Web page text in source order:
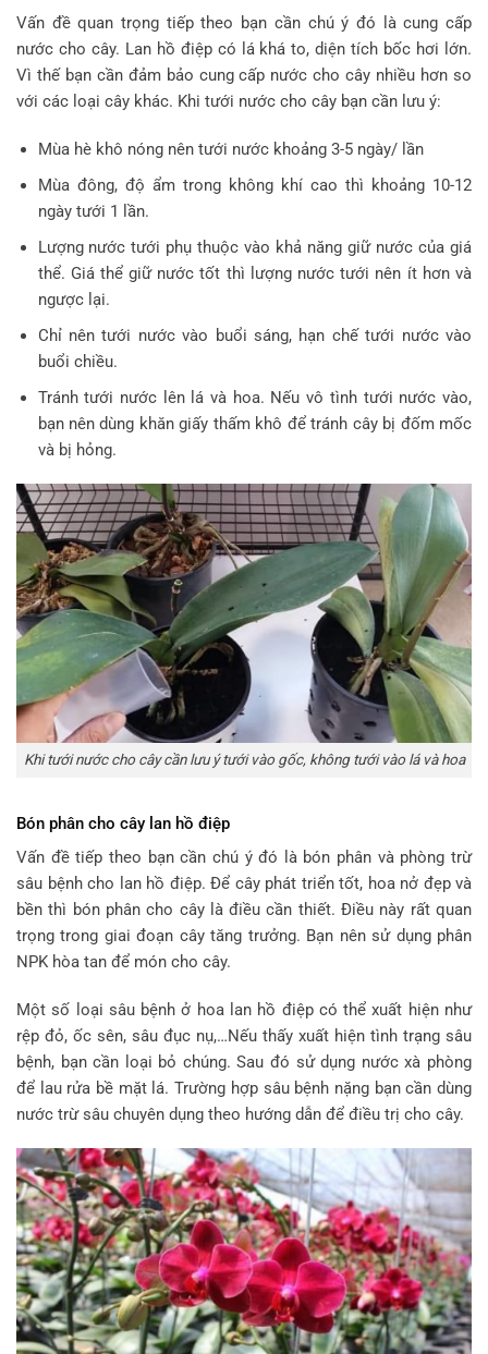
Vấn đề quan trọng tiếp theo bạn cần chú ý đó là cung cấp
nước cho cây. Lan hồ điệp có lá khá to, diện tích bốc hơi lớn.
Vì thế bạn cần đảm bảo cung cấp nước cho cây nhiều hơn so
với các loại cây khác. Khi tưới nước cho cây bạn cần lưu ý:
Mùa hè khô nóng nên tưới nước khoảng 3-5 ngày/ lần
Mùa đông, độ ẩm trong không khí cao thì khoảng 10-12
ngày tưới 1 lần.
Lượng nước tưới phụ thuộc vào khả năng giữ nước của giá
thể. Giá thể giữ nước tốt thì lượng nước tưới nên ít hơn và
ngược lại.
Chỉ nên tưới nước vào buổi sáng, hạn chế tưới nước vào
buổi chiều.
Tránh tưới nước lên lá và hoa. Nếu vô tình tưới nước vào,
bạn nên dùng khăn giấy thấm khô để tránh cây bị đốm mốc
và bị hỏng.
Khi tưới nước cho cây cần lưu ý tưới vào gốc, không tưới vào lá và hoa
Bón phân cho cây lan hồ điệp
Vấn đề tiếp theo bạn cần chú ý đó là bón phân và phòng trừ
sâu bệnh cho lan hồ điệp. Để cây phát triển tốt, hoa nở đẹp và
bền thì bón phân cho cây là điều cần thiết. Điều này rất quan
trọng trong giai đoạn cây tăng trưởng. Bạn nên sử dụng phân
NPK hòa tan để món cho cây.
Một số loại sâu bệnh ở hoa lan hồ điệp có thể xuất hiện như
rệp đỏ, ốc sên, sâu đục nụ,…Nếu thấy xuất hiện tình trạng sâu
bệnh, bạn cần loại bỏ chúng. Sau đó sử dụng nước xà phòng
để lau rửa bề mặt lá. Trường hợp sâu bệnh nặng bạn cần dùng
nước trừ sâu chuyên dụng theo hướng dẫn để điều trị cho cây.